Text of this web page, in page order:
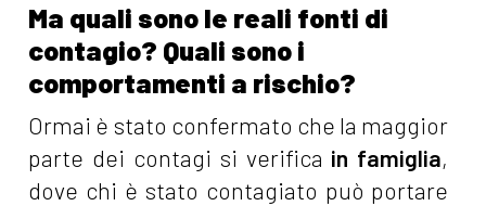
Ma quali sono le reali fonti di
contagio? Quali sono i
comportamenti a rischio?
Ormai è stato confermato che la maggior
parte dei contagi si verifica in famiglia,
dove chi è stato contagiato può portare